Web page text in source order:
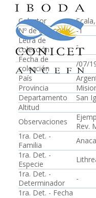
Colector
Nº de colección
-1
Letra de
colección
-
Fecha de
colección
/07/
País
Provincia
Departamento
San
Altitud
Observaciones
Rev.
1ra. Det. -
Familia
1ra. Det. -
Especie
1ra. Det. -
Determinador
-
1ra. Det. - Fecha